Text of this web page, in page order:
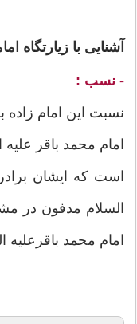
آشنایی با زیارتگاه
- نسب :
نسبت این امام
امام محمد باقر
است که ایشان
السلام مدفون در
امام محمد